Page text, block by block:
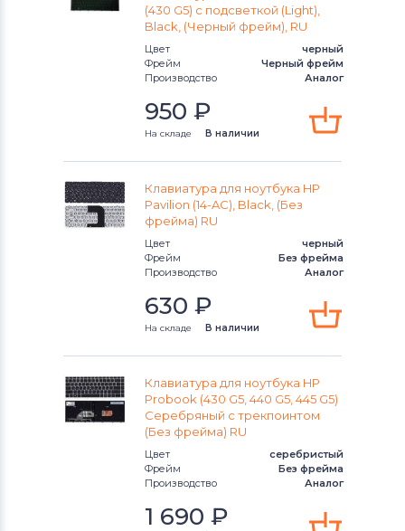
КлавиатурыAcer
КлавиатурыУниверсальный
КлавиатурыAsus
КлавиатурыAlienware
Клавиатуры
EliteBook
EliteBook X360
Envy 13-ab Series
Envy 14 Series
Envy 15 Series
Envy 17 Series
Envy 4 Series
Envy 6 Series
Envy m6 Series
Envy x2 Series
(430 G5) с подсветкой (Light),
Black, (Черный фрейм), RU
Цвет
черный
Фрейм
Черный фрейм
Производство
Аналог
950 ₽
На складе В наличии
Клавиатура для ноутбука HP
Pavilion (14-AC), Black, (Без
фрейма) RU
Цвет
черный
Фрейм
Без фрейма
Производство
Аналог
630 ₽
На складе В наличии
Клавиатура для ноутбука HP
Probook (430 G5, 440 G5, 445 G5)
Серебряный с трекпоинтом
(Без фрейма) RU
Цвет
серебристый
Фрейм
Без фрейма
Производство
Аналог
1 690 ₽